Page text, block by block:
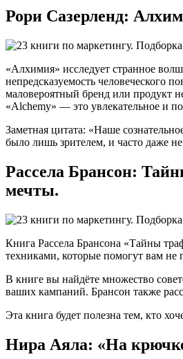
Рори Сазерленд:
«Алхимия» исследует странное
непредсказуемость человеческого
маловероятный бренд или продукт
«Alchemy» — это увлекательное и
Заметная цитата: «Наше
было лишь зрителем, и часто даже
Рассела Брансон:
мечты.
Книга Рассела Брансона «Тайны
техниками, которые помогут вам не
В книге вы найдёте множество
ваших кампаний. Брансон также
Эта книга будет полезна тем, кто
Нира Аяла: «На